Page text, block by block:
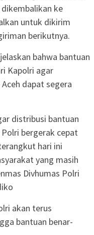
ke
untuk dikirim
berikutnya.
bahwa bantuan
Kapolri agar
dapat segera
distribusi bantuan
bergerak cepat
hari ini
yang masih
Divhumas Polri
akan terus
bantuan benar-